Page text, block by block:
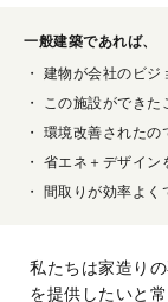
一般建築であれば、
建物が会社のビジ
この施設ができた
環境改善されたの
省エネ＋デザイン
間取りが効率よく
私たちは家造り
を提供したいと